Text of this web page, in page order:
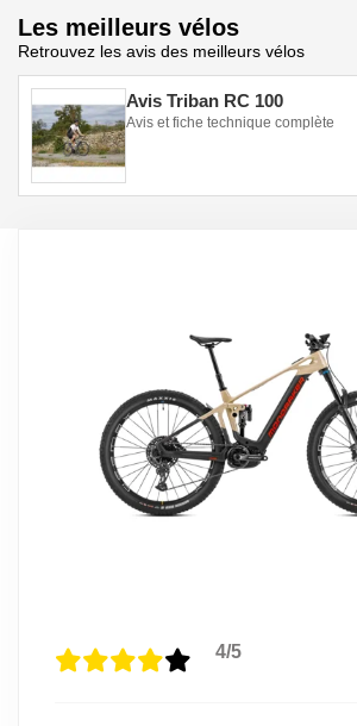
Les meilleurs vélos
Retrouvez les avis des meilleurs vélos
Avis Triban RC 100
Avis et fiche technique complète
4/5